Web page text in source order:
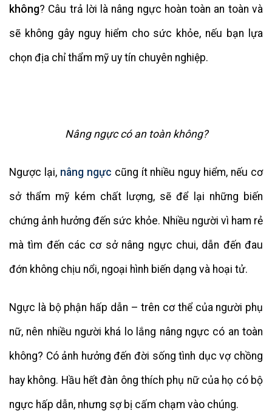
không? Câu trả lời là nâng ngực hoàn toàn an toàn và
sẽ không gây nguy hiểm cho sức khỏe, nếu bạn lựa
chọn địa chỉ thẩm mỹ uy tín chuyên nghiệp.
Nâng ngực có an toàn không?
Ngược lại, nâng ngực cũng ít nhiều nguy hiểm, nếu cơ
sở thẩm mỹ kém chất lượng, sẽ để lại những biến
chứng ảnh hưởng đến sức khỏe. Nhiều người vì ham rẻ
mà tìm đến các cơ sở nâng ngực chui, dẫn đến đau
đớn không chịu nổi, ngoại hình biến dạng và hoại tử.
Ngực là bộ phận hấp dẫn – trên cơ thể của người phụ
nữ, nên nhiều người khá lo lắng nâng ngực có an toàn
không? Có ảnh hưởng đến đời sống tình dục vợ chồng
hay không. Hầu hết đàn ông thích phụ nữ của họ có bộ
ngực hấp dẫn, nhưng sợ bị cấm chạm vào chúng.